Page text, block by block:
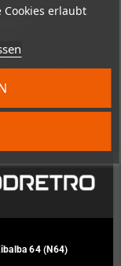
erlaubt
64 (N64)